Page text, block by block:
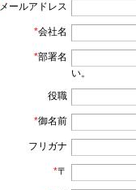
メールアドレス
*会社名
*部署名
い。
役職
*御名前
フリガナ
*〒